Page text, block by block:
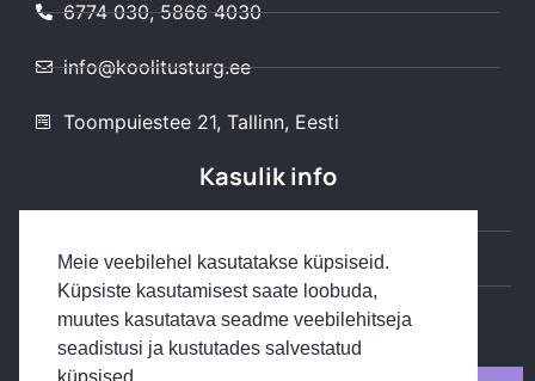
6774 030, 5866 4030
info@koolitusturg.ee
Toompuiestee 21, Tallinn, Eesti
Kasulik info
Müügitingimused
Privaatsuspoliitika
Meie veebilehel kasutatakse küpsiseid.
Küpsiste kasutamisest saate loobuda,
muutes kasutatava seadme veebilehitseja
seadistusi ja kustutades salvestatud
küpsised.